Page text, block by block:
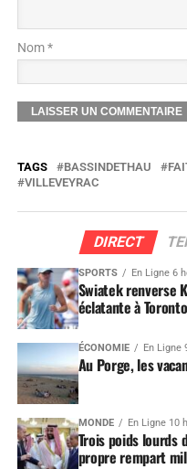
Nom *
TAGS BASSINDETHAU
VILLEVEYRAC
DIRECT
SPORTS En Ligne 6
Swiatek renverse
éclatante à Toronto
ÉCONOMIE En Ligne
Au Porge, les
MONDE En Ligne 10
Trois poids lourds
propre rempart